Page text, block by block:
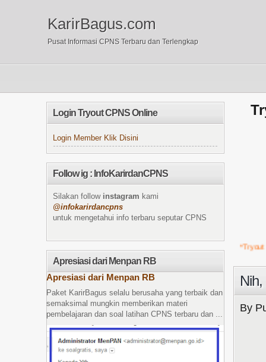
KarirBagus.com
Pusat Informasi CPNS Terbaru dan Terlengkap
By
Login Tryout CPNS Online
Login Member Klik Disini
Follow ig : InfoKarirdanCPNS
Silakan follow instagram kami
@infokarirdancpns
untuk mengetahui info terbaru seputar CPNS
Apresiasi dari Menpan RB
Apresiasi dari Menpan RB
Paket KarirBagus selalu berusaha yang terbaik dan
semaksimal mungkin memberikan materi
pembelajaran dan soal latihan CPNS terbaru dan ...